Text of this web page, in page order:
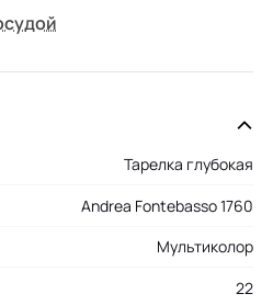
Тарелка глубокая
Andrea Fontebasso 1760
Мультиколор
22